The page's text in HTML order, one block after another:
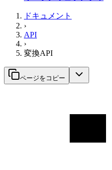
ドキュメント
›
API
›
変換API
ページをコピー